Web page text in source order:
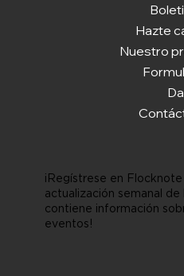
Hazte
Nuestro
¡Regístrese en
actualización semanal de
contiene información
eventos!